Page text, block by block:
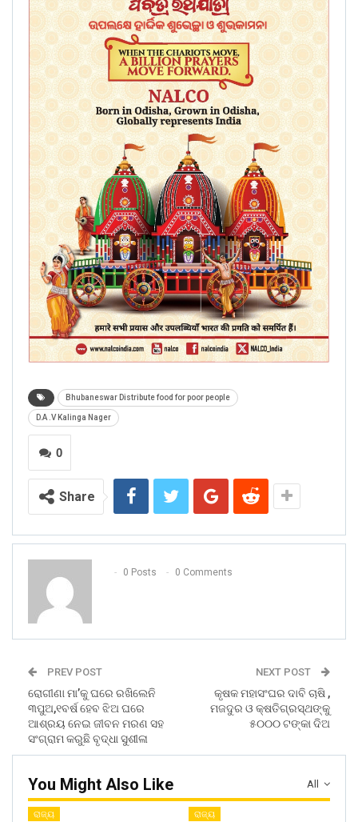
Bhubaneswar Distribute food for poor people
D.A .V Kalinga Nager
0
Share
0 Posts 0 Comments
PREV POST
ରୋଗୀଣା ମା’କୁ ଘରେ ରଖିଲେନି
୩ପୁଅ,୧ବର୍ଷ ହେବ ଝିଅ ଘରେ
ଆଶ୍ରୟ ନେଇ ଜୀବନ ମରଣ ସହ
ସଂଗ୍ରାମ କରୁଛି ବୃଦ୍ଧା ସୁଶୀଳା
NEXT POST
କୃଷକ ମହାସଂଘର ଦାବି ଚାଷି ,
ମଜଦୁର ଓ କ୍ଷତିଗ୍ରସ୍ଥଙ୍କୁ
୫୦୦୦ ଟଙ୍କା ଦିଅ
All
You Might Also Like
ରାଜ୍ୟ ରାଜ୍ୟ